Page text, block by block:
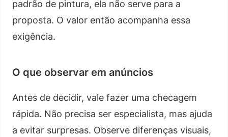
padrão de pintura, ela não serve para a
proposta. O valor então acompanha essa
exigência.
O que observar em anúncios
Antes de decidir, vale fazer uma checagem
rápida. Não precisa ser especialista, mas ajuda
a evitar surpresas. Observe diferenças visuais,